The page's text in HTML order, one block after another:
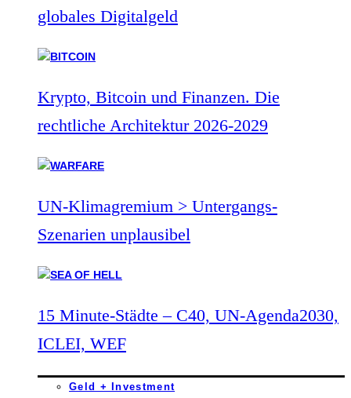
globales Digitalgeld
Krypto, Bitcoin und Finanzen. Die
rechtliche Architektur 2026-2029
UN-Klimagremium > Untergangs-
Szenarien unplausibel
15 Minute-Städte – C40, UN-Agenda2030,
ICLEI, WEF
Geld + Investment